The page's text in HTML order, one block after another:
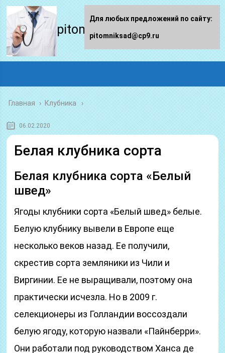
pitomniksad.ru
Главная › Клубника
06.02.2020
Белая клубника сорта
Белая клубника сорта «Белый
швед»
Ягоды клубники сорта «Белый швед» белые.
Белую клубнику вывели в Европе еще
несколько веков назад. Ее получили,
скрестив сорта земляники из Чили и
Виргинии. Ее не выращивали, поэтому она
практически исчезла. Но в 2009 г.
селекционеры из Голландии воссоздали
белую ягоду, которую назвали «Пайнберри».
Они работали под руководством Ханса де
Для любых предложений по сайту:
pitomniksad@cp9.ru